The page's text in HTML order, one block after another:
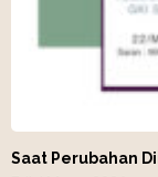
Saat Perubahan